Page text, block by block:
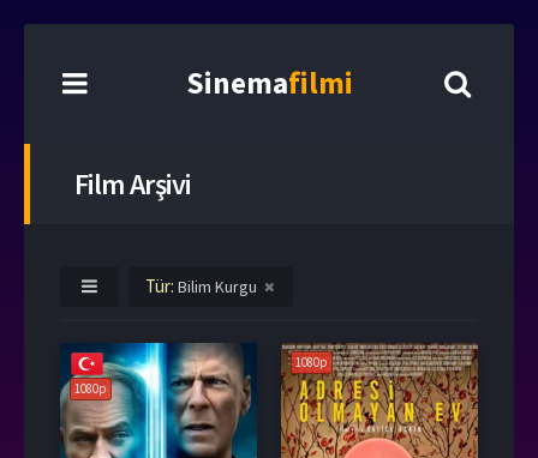
Sinemafilmi
Film Arşivi
Tür: Bilim Kurgu
1080p
1080p